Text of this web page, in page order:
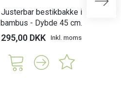
Justerbar bestikbakke i
bambus - Dybde 45 cm.
295,00 DKK Inkl. moms